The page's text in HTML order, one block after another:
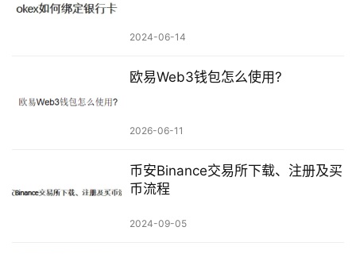
2024-06-14
欧易Web3钱包怎么使用?
2026-06-11
币安Binance交易所下载、注册及买
币流程
2024-09-05